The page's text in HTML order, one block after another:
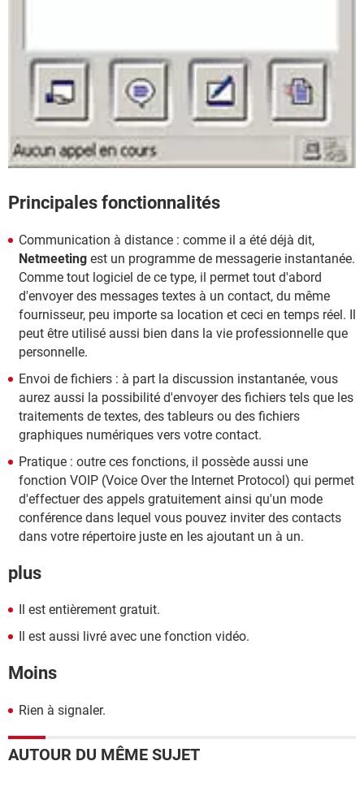
Principales fonctionnalités
Communication à distance : comme il a été déjà dit,
Netmeeting est un programme de messagerie instantanée.
Comme tout logiciel de ce type, il permet tout d'abord
d'envoyer des messages textes à un contact, du même
fournisseur, peu importe sa location et ceci en temps réel. Il
peut être utilisé aussi bien dans la vie professionnelle que
personnelle.
Envoi de fichiers : à part la discussion instantanée, vous
aurez aussi la possibilité d'envoyer des fichiers tels que les
traitements de textes, des tableurs ou des fichiers
graphiques numériques vers votre contact.
Pratique : outre ces fonctions, il possède aussi une
fonction VOIP (Voice Over the Internet Protocol) qui permet
d'effectuer des appels gratuitement ainsi qu'un mode
conférence dans lequel vous pouvez inviter des contacts
dans votre répertoire juste en les ajoutant un à un.
plus
Il est entièrement gratuit.
Il est aussi livré avec une fonction vidéo.
Moins
Rien à signaler.
AUTOUR DU MÊME SUJET